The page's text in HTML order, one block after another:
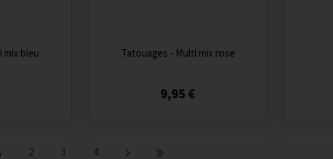
mix bleu Tatouages - Multi mix rose
9,95 €
2 3 4